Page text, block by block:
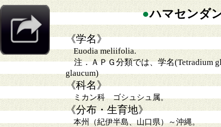
●ハマセンダ
《学名》
Euodia meliifolia.
注．ＡＰＧ分類では、学名(Tetradium
glaucum)
《科名》
ミカン科 ゴシュシュ属。
《分布・生育地》
本州（紀伊半島、山口県）～沖縄。